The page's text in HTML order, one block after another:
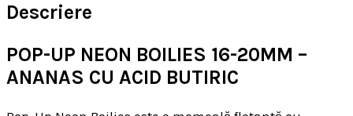
Descriere
POP-UP NEON BOILIES 16-20MM –
ANANAS CU ACID BUTIRIC